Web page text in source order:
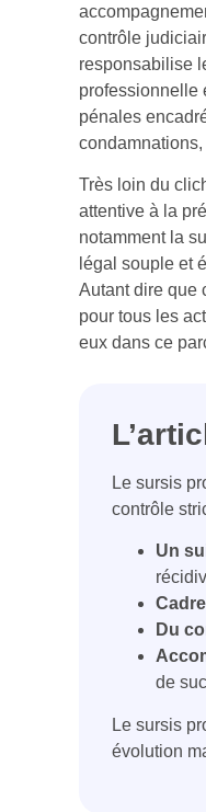
contrôle
responsabilise
professionnelle
pénales
Très loin du
attentive à la
notamment la
légal souple et
Autant dire que
pour tous les
eux dans ce
Le sursis
contrôle
Un
Du
de
Le sursis
évolution